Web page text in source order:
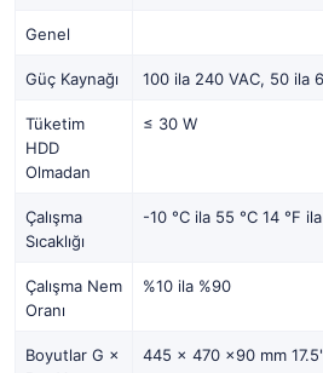
Genel
Güç Kaynağı 100 ila 240 VAC, 50 ila
Tüketim
HDD
Olmadan
≤ 30 W
Çalışma
Sıcaklığı
-10 °C ila 55 °C 14 °F ila
Çalışma Nem
Oranı
%10 ila %90
Boyutlar G ×
445 × 470 ×90 mm